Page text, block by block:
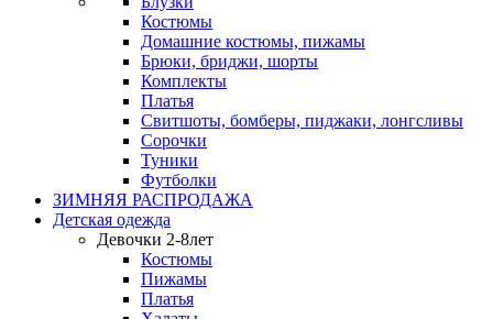
Костюмы
Домашние костюмы, пижамы
Брюки, бриджи, шорты
Комплекты
Платья
Свитшоты, бомберы, пиджаки, лонгсливы
Сорочки
Туники
Футболки
ЗИМНЯЯ РАСПРОДАЖА
Детская одежда
Девочки 2-8лет
Костюмы
Пижамы
Платья